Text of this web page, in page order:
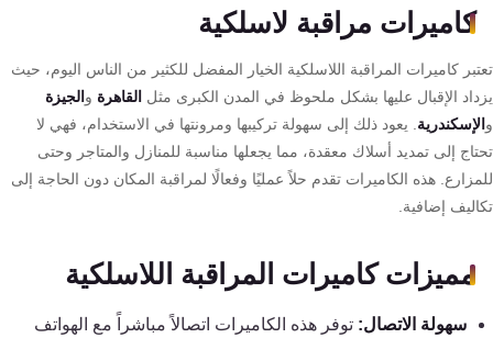
كاميرات مراقبة لاسلكية
تعتبر كاميرات المراقبة اللاسلكية الخيار المفضل للكثير من الناس اليوم، حيث
يزداد الإقبال عليها بشكل ملحوظ في المدن الكبرى مثل القاهرة و الجيزة
و الإسكندرية . يعود ذلك إلى سهولة تركيبها ومرونتها في الاستخدام، فهي لا
تحتاج إلى تمديد أسلاك معقدة، مما يجعلها مناسبة للمنازل والمتاجر وحتى
للمزارع. هذه الكاميرات تقدم حلاً عمليًا وفعالًا لمراقبة المكان دون الحاجة إلى
تكاليف إضافية.
مميزات كاميرات المراقبة اللاسلكية
سهولة الاتصال: توفر هذه الكاميرات اتصالاً مباشراً مع الهواتف
والانترنت
حلول
أمنية
للشركات
والمصانع
مراقبة